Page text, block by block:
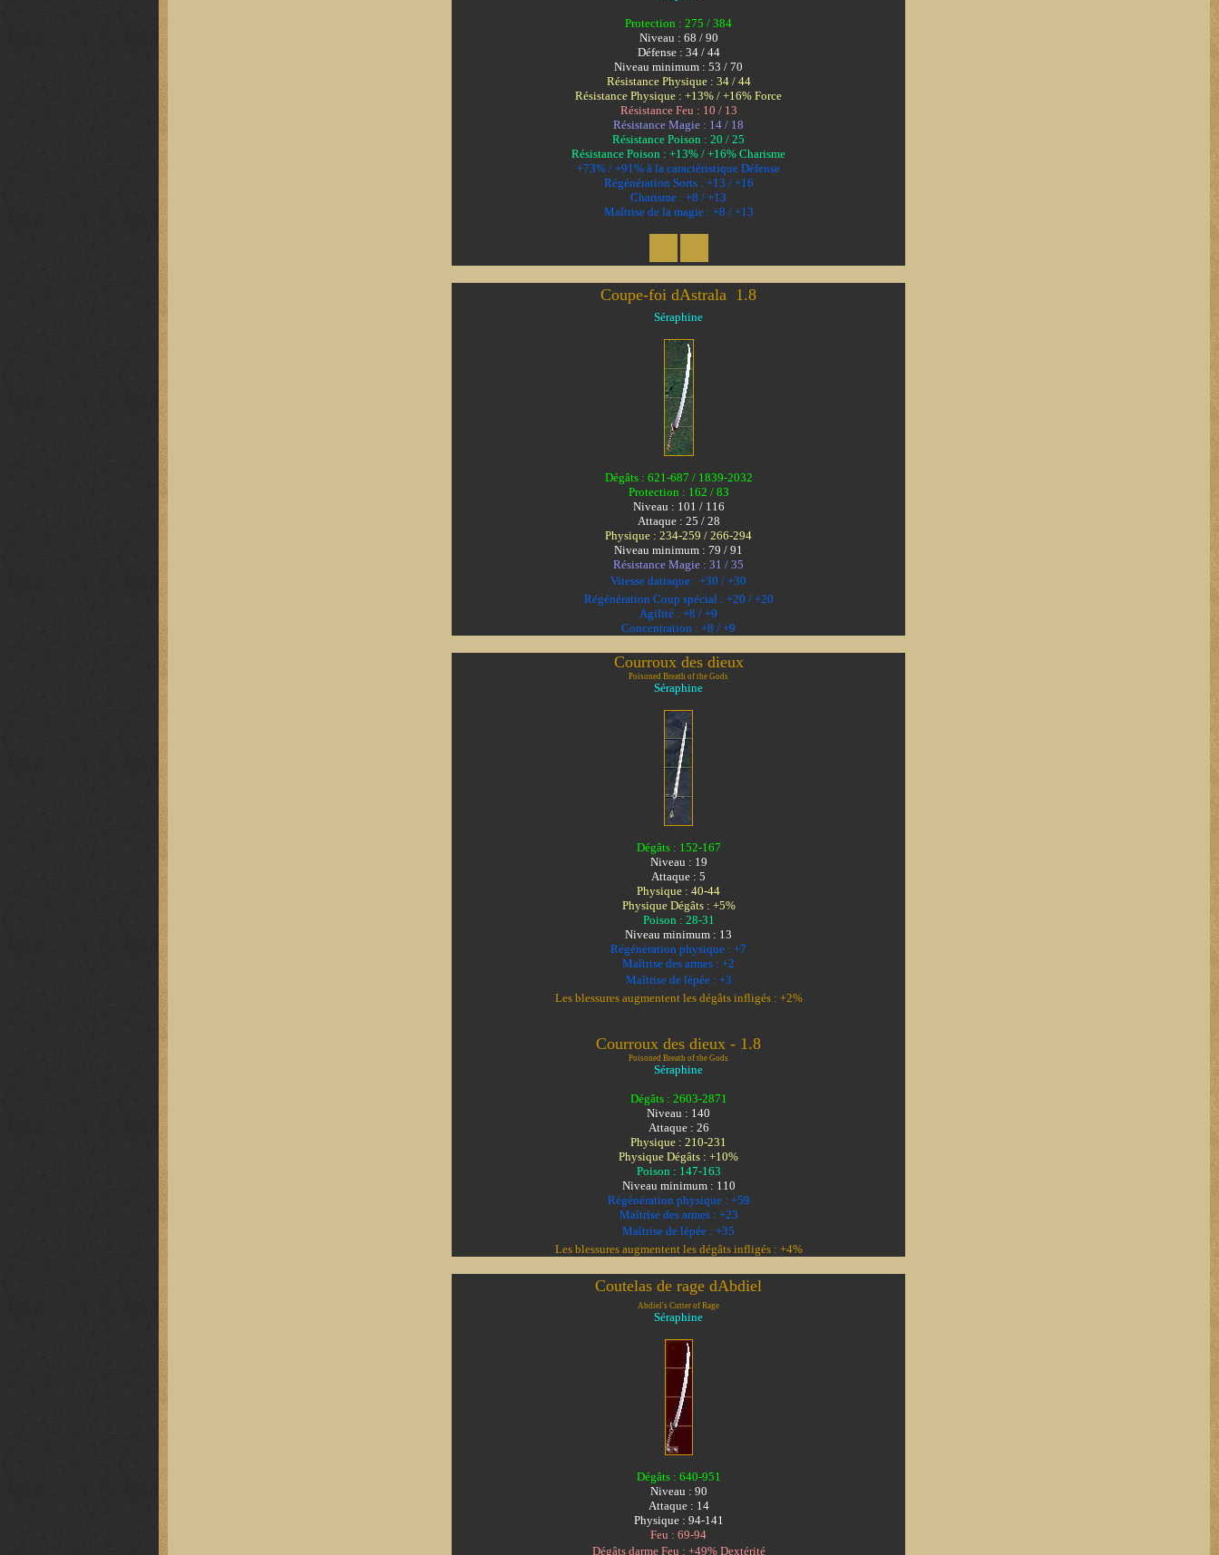
Protection : 275 / 384
Niveau : 68 / 90
Défense : 34 / 44
Niveau minimum : 53 / 70
Résistance Physique : 34 / 44
Résistance Physique : +13% / +16% Force
Résistance Feu : 10 / 13
Résistance Magie : 14 / 18
Résistance Poison : 20 / 25
Résistance Poison : +13% / +16% Charisme
+73% / +91% à la caractéristique Défense
Régénération Sorts : +13 / +16
Charisme : +8 / +13
Maîtrise de la magie : +8 / +13
Coupe-foi dAstrala  1.8
Séraphine
Dégâts : 621-687 / 1839-2032
Protection : 162 / 83
Niveau : 101 / 116
Attaque : 25 / 28
Physique : 234-259 / 266-294
Niveau minimum : 79 / 91
Résistance Magie : 31 / 35
Vitesse dattaque : +30 / +30
Régénération Coup spécial : +20 / +20
Agilité : +8 / +9
Concentration : +8 / +9
Courroux des dieux
Poisoned Breath of the Gods
Séraphine
Dégâts : 152-167
Niveau : 19
Attaque : 5
Physique : 40-44
Physique Dégâts : +5%
Poison : 28-31
Niveau minimum : 13
Régénération physique : +7
Maîtrise des armes : +2
Maîtrise de lépée : +3
Les blessures augmentent les dégâts infligés : +2%
Courroux des dieux - 1.8
Poisoned Breath of the Gods
Séraphine
Dégâts : 2603-2871
Niveau : 140
Attaque : 26
Physique : 210-231
Physique Dégâts : +10%
Poison : 147-163
Niveau minimum : 110
Régénération physique : +59
Maîtrise des armes : +23
Maîtrise de lépée : +35
Les blessures augmentent les dégâts infligés : +4%
Coutelas de rage dAbdiel
Abdiel's Cutter of Rage
Séraphine
Dégâts : 640-951
Niveau : 90
Attaque : 14
Physique : 94-141
Feu : 69-94
Dégâts darme Feu : +49% Dextérité